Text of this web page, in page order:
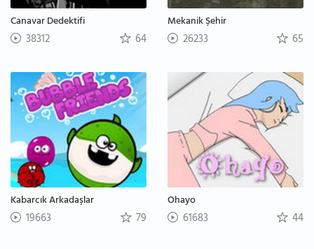
Canavar Dedektifi
38312 64
Mekanik Şehir
26233 65
Kabarcık Arkadaşlar
19663 79
Ohayo
61683 44